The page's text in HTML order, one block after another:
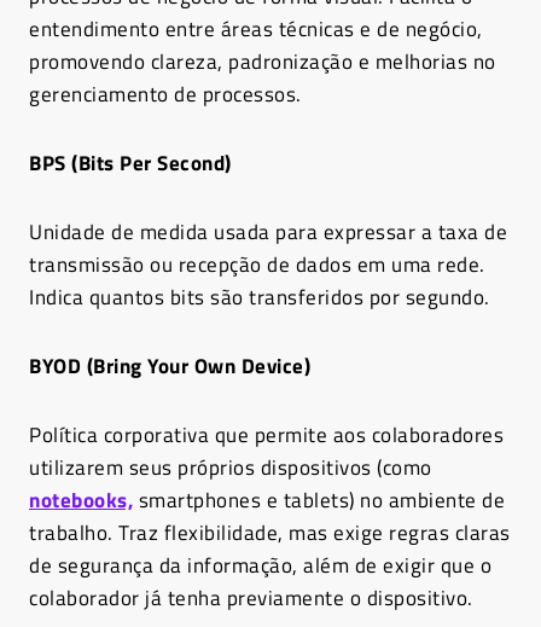
entendimento entre áreas técnicas e de negócio,
promovendo clareza, padronização e melhorias no
gerenciamento de processos.
BPS (Bits Per Second)
Unidade de medida usada para expressar a taxa de
transmissão ou recepção de dados em uma rede.
Indica quantos bits são transferidos por segundo.
BYOD (Bring Your Own Device)
Política corporativa que permite aos colaboradores
utilizarem seus próprios dispositivos (como
notebooks,smartphones e tablets) no ambiente de
trabalho. Traz flexibilidade, mas exige regras claras
de segurança da informação, além de exigir que o
colaborador já tenha previamente o dispositivo.